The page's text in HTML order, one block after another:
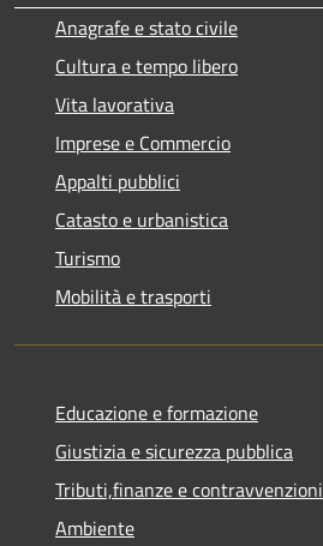
Anagrafe e stato civile
Cultura e tempo libero
Vita lavorativa
Imprese e Commercio
Appalti pubblici
Catasto e urbanistica
Turismo
Mobilità e trasporti
Educazione e formazione
Giustizia e sicurezza pubblica
Tributi,finanze e contravvenzioni
Ambiente